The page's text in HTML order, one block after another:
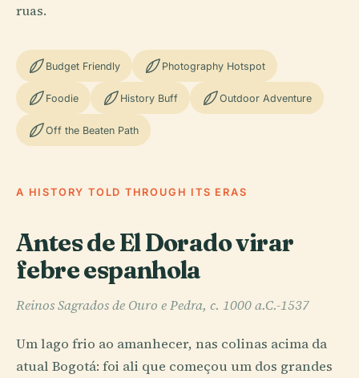
ruas.
Budget Friendly Photography Hotspot
Foodie History Buff Outdoor Adventure
Off the Beaten Path
A HISTORY TOLD THROUGH ITS ERAS
Antes de El Dorado virar
febre espanhola
Reinos Sagrados de Ouro e Pedra, c. 1000 a.C.-1537
Um lago frio ao amanhecer, nas colinas acima da
atual Bogotá: foi ali que começou um dos grandes